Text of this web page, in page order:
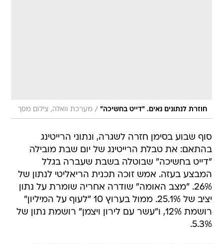
חוזרת לנתונים נאים. "דייט בחשיכה" / מערכת וואלה, צילום מסך
סוף שבוע בסימן חזרה לשגרה, ונתוני הרייטינג
בהתאם: את טבלת הרייטינג של יום שבת מובילה
"דייט בחשיכה" שבוטלה בשבת שעברה בגלל
המבצע בעזה. אמש זוכה תכנית הריאליטי לנתון של
26%. "מצב האומה" שודרה אחריה שומרת על נתון
יציב של 25.1%. ממול בערוץ 10 "לעוף על המיליון"
רושמת 12%, ו"עשר עם לירון ויצמן" רושמת נתון של
5.3%.